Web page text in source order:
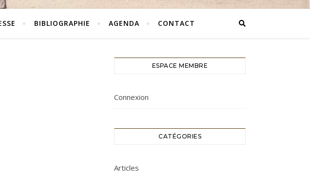
BIBLIOGRAPHIE AGENDA CONTACT
ESPACE MEMBRE
Connexion
CATÉGORIES
Articles